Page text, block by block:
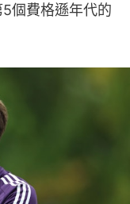
個費格遜年代的